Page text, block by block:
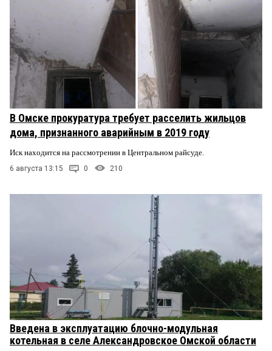
В Омске прокуратура требует расселить жильцов
дома, признанного аварийным в 2019 году
Иск находится на рассмотрении в Центральном райсуде.
6 августа 13:15 0 210
Введена в эксплуатацию блочно-модульная
котельная в селе Александровское Омской области